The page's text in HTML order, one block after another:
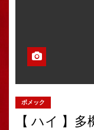
ボメック
【 ハイ 】